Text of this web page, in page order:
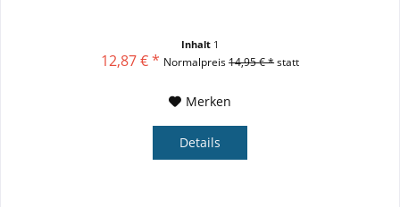
Inhalt 1
12,87 € * Normalpreis14,95 € *statt
Merken
Details